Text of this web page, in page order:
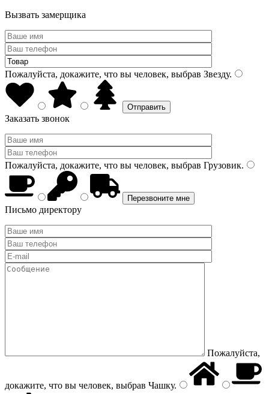
Вызвать замерщика
Пожалуйста, докажите, что вы человек, выбрав Звезду.
Заказать звонок
Пожалуйста, докажите, что вы человек, выбрав Грузовик.
Письмо директору
Пожалуйста,
докажите, что вы человек, выбрав Чашку.